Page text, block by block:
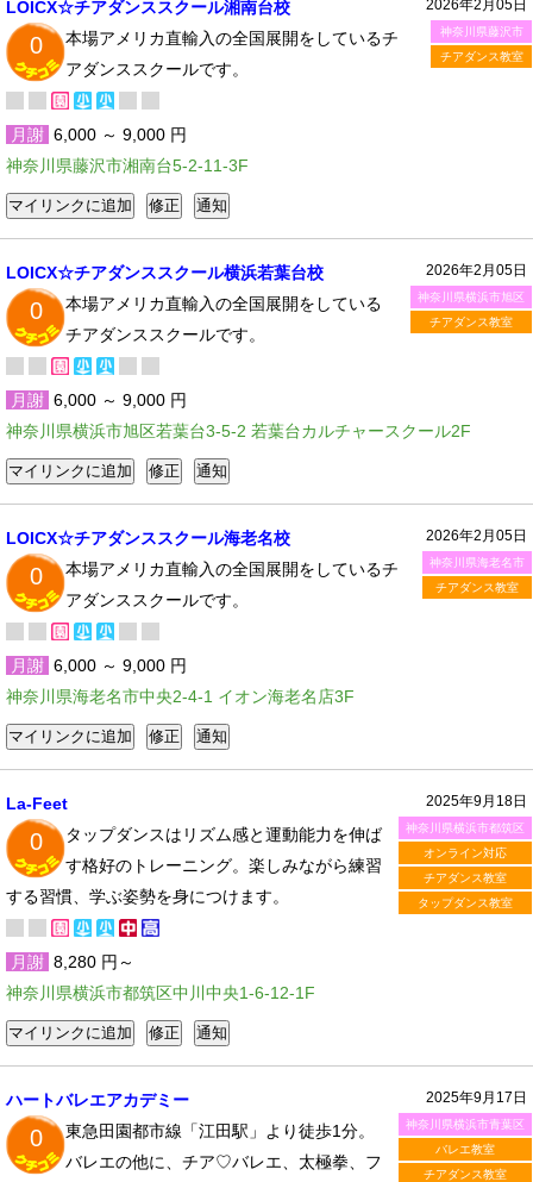
2026年2月05日
神奈川県藤沢市
チアダンス教室
LOICX☆チアダンススクール湘南台校
0
本場アメリカ直輸入の全国展開をしているチ
アダンススクールです。
月謝 6,000 ～ 9,000 円
神奈川県藤沢市湘南台5-2-11-3F
2026年2月05日
神奈川県横浜市旭区
チアダンス教室
LOICX☆チアダンススクール横浜若葉台校
0
本場アメリカ直輸入の全国展開をしている
チアダンススクールです。
月謝 6,000 ～ 9,000 円
神奈川県横浜市旭区若葉台3-5-2 若葉台カルチャースクール2F
2026年2月05日
神奈川県海老名市
チアダンス教室
LOICX☆チアダンススクール海老名校
0
本場アメリカ直輸入の全国展開をしているチ
アダンススクールです。
月謝 6,000 ～ 9,000 円
神奈川県海老名市中央2-4-1 イオン海老名店3F
2025年9月18日
神奈川県横浜市都筑区
オンライン対応
チアダンス教室
タップダンス教室
La-Feet
0
タップダンスはリズム感と運動能力を伸ば
す格好のトレーニング。楽しみながら練習
する習慣、学ぶ姿勢を身につけます。
月謝 8,280 円～
神奈川県横浜市都筑区中川中央1-6-12-1F
2025年9月17日
神奈川県横浜市青葉区
バレエ教室
チアダンス教室
ハートバレエアカデミー
0
東急田園都市線「江田駅」より徒歩1分。
バレエの他に、チア♡バレエ、太極拳、フ